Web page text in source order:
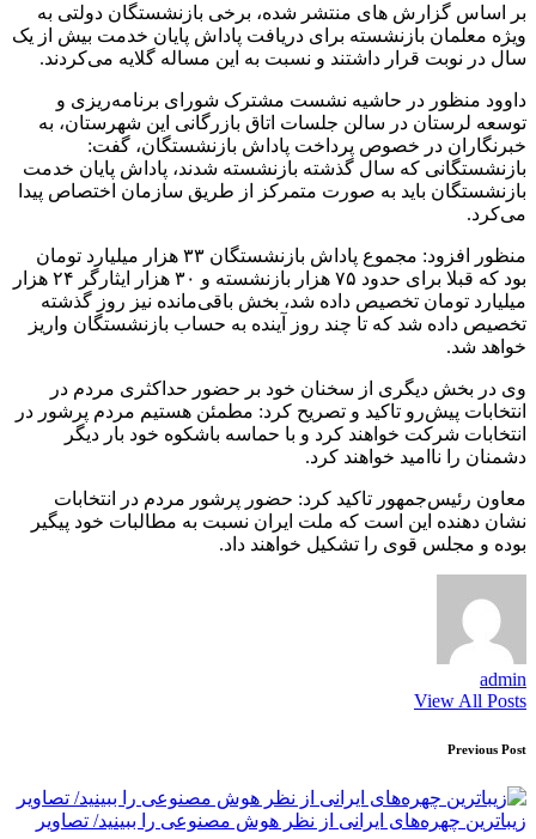
بر اساس گزارش های منتشر شده، برخی بازنشستگان دولتی به
ویژه معلمان بازنشسته برای دریافت پاداش پایان خدمت بیش از یک
سال در نوبت قرار داشتند و نسبت به این مساله گلایه می‌کردند.
داوود منظور در حاشیه نشست مشترک شورای برنامه‌ریزی و
توسعه لرستان در سالن جلسات اتاق بازرگانی این شهرستان، به
خبرنگاران در خصوص پرداخت پاداش بازنشستگان، گفت:
بازنشستگانی که سال گذشته بازنشسته شدند، پاداش پایان خدمت
بازنشستگان باید به صورت متمرکز از طریق سازمان اختصاص پیدا
می‌کرد.
منظور افزود: مجموع پاداش بازنشستگان ۳۳ هزار میلیارد تومان
بود که قبلا برای حدود ۷۵ هزار بازنشسته و ۳۰ هزار ایثارگر ۲۴ هزار
میلیارد تومان تخصیص داده شد، بخش باقی‌مانده نیز روز گذشته
تخصیص داده شد که تا چند روز آینده به حساب بازنشستگان واریز
خواهد شد.
وی در بخش دیگری از سخنان خود بر حضور حداکثری مردم در
انتخابات پیش‌رو تاکید و تصریح کرد: مطمئن هستیم مردم پرشور در
انتخابات شرکت خواهند کرد و با حماسه باشکوه خود بار دیگر
دشمنان را ناامید خواهند کرد.
معاون رئیس‌جمهور تاکید کرد: حضور پرشور مردم در انتخابات
نشان دهنده این است که ملت ایران نسبت به مطالبات خود پیگیر
بوده و مجلس قوی را تشکیل خواهند داد.
admin
View All Posts
Post
navigation
Previous Post
زیباترین چهره‌های ایرانی از نظر هوش مصنوعی را ببینید/ تصاویر